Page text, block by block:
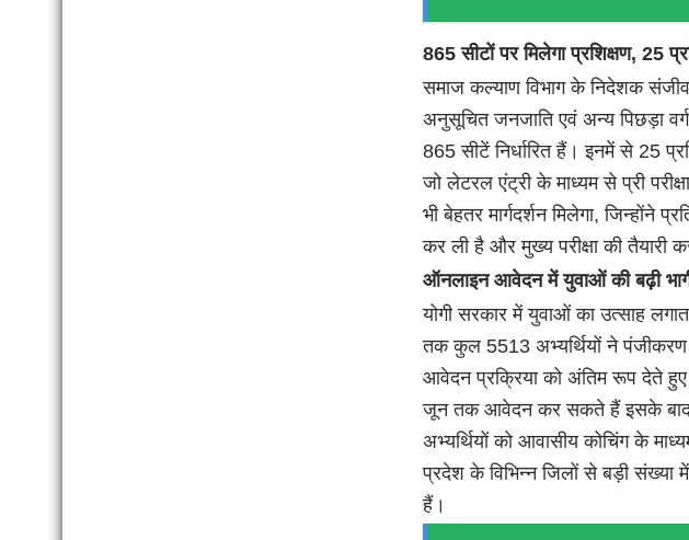
865 सीटों पर मिलेगा प्रशिक्षण, 25
समाज कल्याण विभाग के निदेशक
अनुसूचित जनजाति एवं अन्य पिछड़ा
865 सीटें निर्धारित हैं। इनमें से 25
जो लेटरल एंट्री के माध्यम से प्री
भी बेहतर मार्गदर्शन मिलेगा, जिन्होंने
कर ली है और मुख्य परीक्षा की तैयारी
ऑनलाइन आवेदन में युवाओं की बढ़ी
योगी सरकार में युवाओं का उत्साह
तक कुल 5513 अभ्यर्थियों ने पंजीकरण
आवेदन प्रक्रिया को अंतिम रूप देते
जून तक आवेदन कर सकते हैं इसके बाद 5
अभ्यर्थियों को आवासीय कोचिंग के
प्रदेश के विभिन्न जिलों से बड़ी
हैं।